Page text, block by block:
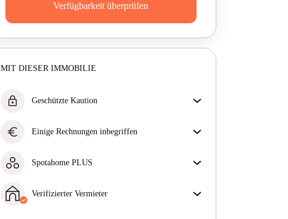
Verfügbarkeit überprüfen
MIT DIESER IMMOBILIE
lock Geschützte Kaution
Kaution nicht zurückzahlt, tun wir es.
euro Einige Rechnungen inbegriffen
Sieh dir die Beschreibung des Inserats an, um zu
Spotahome PLUS
indem Zugang zu höchsten Sicherheitsstandards und
zusätzlicher Unterstützung während der Mietdauer
Verifizierter Vermieter